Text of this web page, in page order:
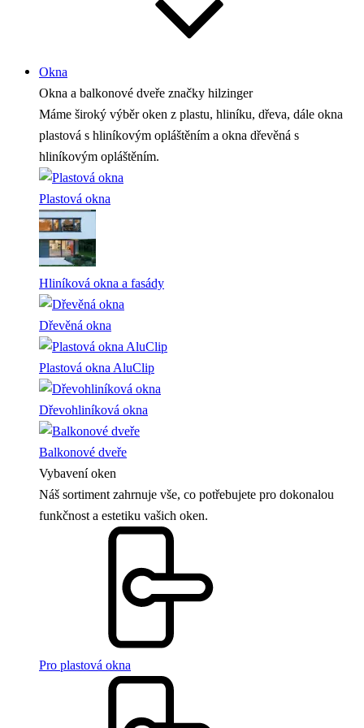
Okna
Okna a balkonové dveře značky hilzinger
Máme široký výběr oken z plastu, hliníku, dřeva, dále okna
plastová s hliníkovým opláštěním a okna dřevěná s
hliníkovým opláštěním.
Plastová okna
Hliníková okna a fasády
Dřevěná okna
Plastová okna AluClip
Dřevohliníková okna
Balkonové dveře
Vybavení oken
Náš sortiment zahrnuje vše, co potřebujete pro dokonalou
funkčnost a estetiku vašich oken.
Pro plastová okna